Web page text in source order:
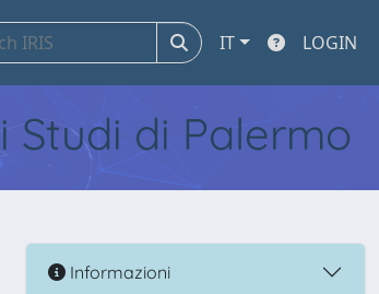
IT LOGIN
di Palermo
Informazioni